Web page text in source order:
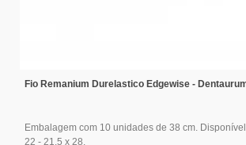
Fio Remanium Durelastico Edgewise -
Embalagem com 10 unidades de 38 cm.
22 - 21.5 x 28.